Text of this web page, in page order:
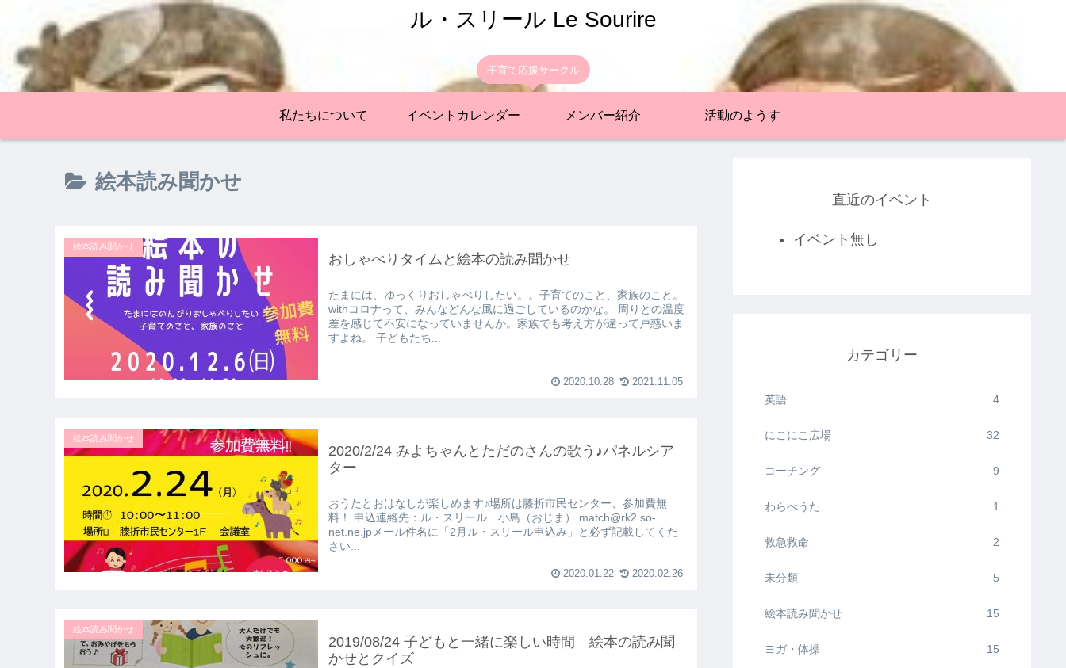
ル・スリール Le Sourire
子育て応援サークル
私たちについて イベントカレンダー メンバー紹介 活動のようす
絵本読み聞かせ
絵本読み聞かせ
おしゃべりタイムと絵本の読み聞かせ
たまには、ゆっくりおしゃべりしたい。。子育てのこと、家族のこと。
withコロナって、みんなどんな風に過ごしているのかな。 周りとの温度
差を感じて不安になっていませんか。家族でも考え方が違って戸惑いま
すよね。 子どもたち...
2020.10.28 2021.11.05
絵本読み聞かせ
2020/2/24 みよちゃんとただのさんの歌う♪パネルシア
ター
おうたとおはなしが楽しめます♪場所は膝折市民センター、参加費無
料！ 申込連絡先：ル・スリール 小島（おじま） match@rk2.so-
net.ne.jpメール件名に「2月ル・スリール申込み」と必ず記載してくだ
さい...
2020.01.22 2020.02.26
絵本読み聞かせ
2019/08/24 子どもと一緒に楽しい時間 絵本の読み聞
かせとクイズ
直近のイベント
イベント無し
カテゴリー
英語 4
にこにこ広場 32
コーチング 9
わらべうた 1
救急救命 2
未分類 5
絵本読み聞かせ 15
ヨガ・体操 15